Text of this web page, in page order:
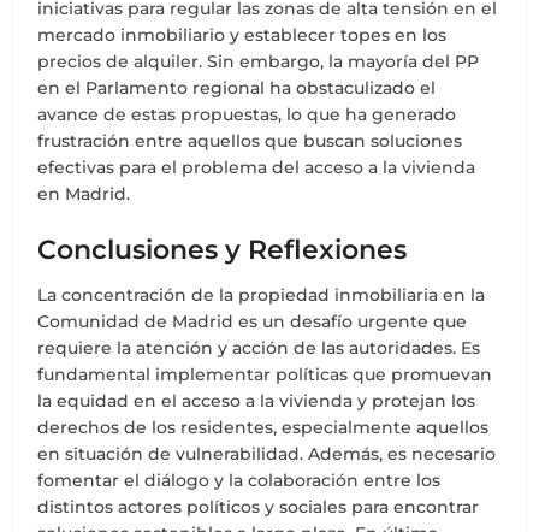
iniciativas para regular las zonas de alta tensión en el
mercado inmobiliario y establecer topes en los
precios de alquiler. Sin embargo, la mayoría del PP
en el Parlamento regional ha obstaculizado el
avance de estas propuestas, lo que ha generado
frustración entre aquellos que buscan soluciones
efectivas para el problema del acceso a la vivienda
en Madrid.
Conclusiones y Reflexiones
La concentración de la propiedad inmobiliaria en la
Comunidad de Madrid es un desafío urgente que
requiere la atención y acción de las autoridades. Es
fundamental implementar políticas que promuevan
la equidad en el acceso a la vivienda y protejan los
derechos de los residentes, especialmente aquellos
en situación de vulnerabilidad. Además, es necesario
fomentar el diálogo y la colaboración entre los
distintos actores políticos y sociales para encontrar